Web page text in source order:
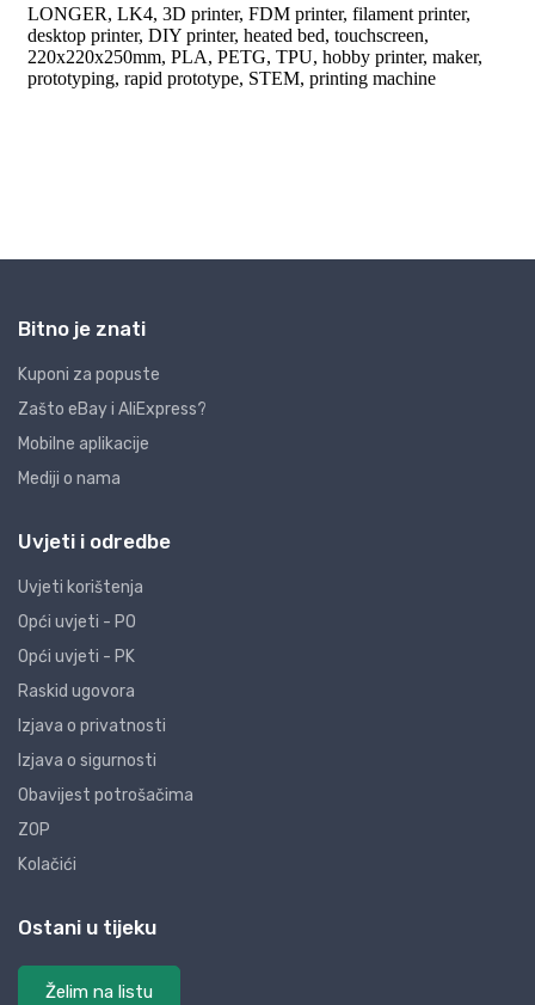
Bitno je znati
Kuponi za popuste
Zašto eBay i AliExpress?
Mobilne aplikacije
Mediji o nama
Uvjeti i odredbe
Uvjeti korištenja
Opći uvjeti - PO
Opći uvjeti - PK
Raskid ugovora
Izjava o privatnosti
Izjava o sigurnosti
Obavijest potrošačima
ZOP
Kolačići
Ostani u tijeku
Želim na listu